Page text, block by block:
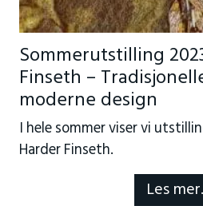
Sommerutstilling
Finseth –
moderne design
I hele sommer viser vi
Harder Finseth.
Les